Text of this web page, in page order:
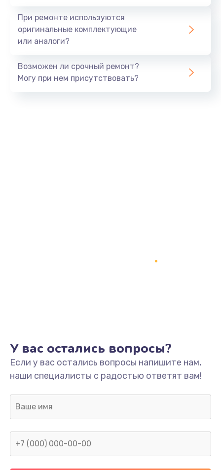
При ремонте используются
оригинальные комплектующие
или аналоги?
Возможен ли срочный ремонт?
Могу при нем присутствовать?
У вас остались вопросы?
Если у вас остались вопросы напишите нам,
наши специалисты с радостью ответят вам!